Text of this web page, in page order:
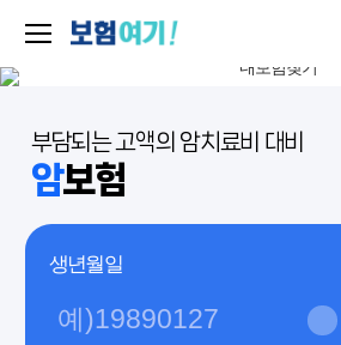
부담되는 고액의 암치료비 대비
암보험
생년월일